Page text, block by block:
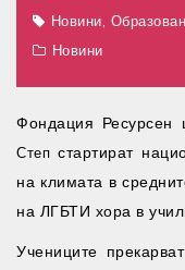
Новини,
Новини
Фондация Ресурсен
Степ стартират
на климата в
на ЛГБТИ хора в
Учениците